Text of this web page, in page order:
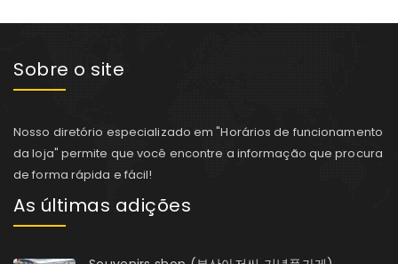
Sobre o site
Nosso diretório especializado em "Horários de funcionamento
da loja" permite que você encontre a informação que procura
de forma rápida e fácil!
As últimas adições